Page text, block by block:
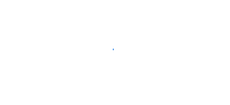
Počnite da primate goste